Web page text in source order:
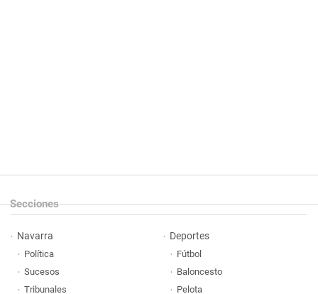
Secciones
Navarra
Política
Sucesos
Tribunales
Deportes
Fútbol
Baloncesto
Pelota